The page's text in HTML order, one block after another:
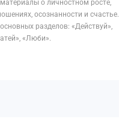
о личностном росте,
осознанности и счастье.
разделов: «Действуй»,
«Люби».